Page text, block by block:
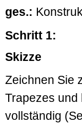
ges.:
Schritt 1:
Skizze
Zeichnen Sie
Trapezes und
vollständig